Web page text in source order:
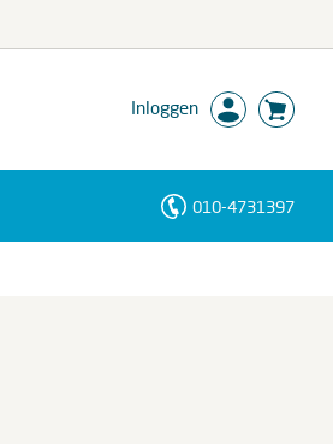
Inloggen
010-4731397